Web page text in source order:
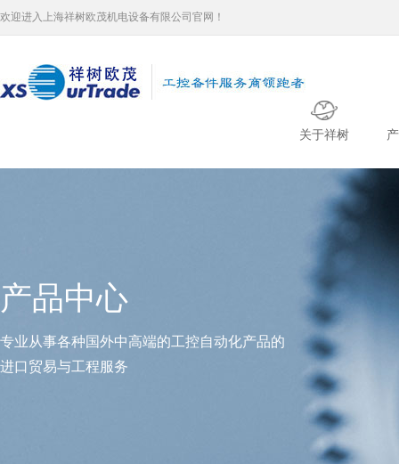
欢迎进入上海祥树欧茂机电设备有限公司官网！
关于祥树
产品中心
专业从事各种国外中高端的工控自动化产品的
进口贸易与工程服务